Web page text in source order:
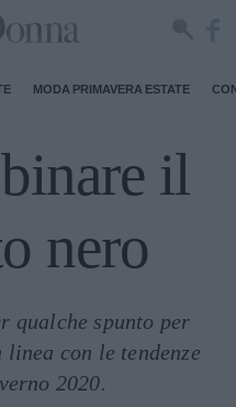
MODA PRIMAVERA ESTATE
il
nero
qualche spunto per
con le tendenze
2020.